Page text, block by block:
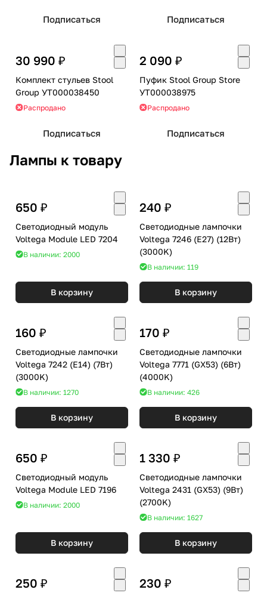
Подписаться Подписаться
30 990 ₽
Комплект стульев Stool
Group УТ000038450
Распродано
Подписаться
2 090 ₽
Пуфик Stool Group Store
УТ000038975
Распродано
Подписаться
Лампы к товару
650 ₽
Светодиодный модуль
Voltega Module LED 7204
В наличии: 2000
В корзину
240 ₽
Светодиодные лампочки
Voltega 7246 (E27) (12Вт)
(3000K)
В наличии: 119
В корзину
160 ₽
Светодиодные лампочки
Voltega 7242 (E14) (7Вт)
(3000K)
В наличии: 1270
В корзину
170 ₽
Светодиодные лампочки
Voltega 7771 (GX53) (6Вт)
(4000K)
В наличии: 426
В корзину
650 ₽
Светодиодный модуль
Voltega Module LED 7196
В наличии: 2000
В корзину
1 330 ₽
Светодиодные лампочки
Voltega 2431 (GX53) (9Вт)
(2700K)
В наличии: 1627
В корзину
250 ₽ 230 ₽